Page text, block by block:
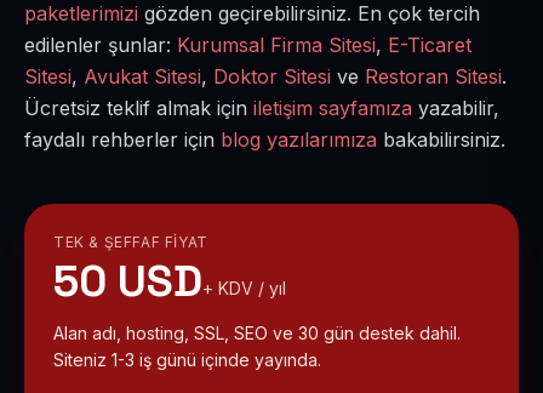
paketlerimizi gözden geçirebilirsiniz. En çok tercih
edilenler şunlar: Kurumsal Firma Sitesi, E-Ticaret
Sitesi, Avukat Sitesi, Doktor Sitesi ve Restoran Sitesi.
Ücretsiz teklif almak için iletişim sayfamıza yazabilir,
faydalı rehberler için blog yazılarımıza bakabilirsiniz.
TEK & ŞEFFAF FIYAT
50 USD+ KDV / yıl
Alan adı, hosting, SSL, SEO ve 30 gün destek dahil.
Siteniz 1-3 iş günü içinde yayında.